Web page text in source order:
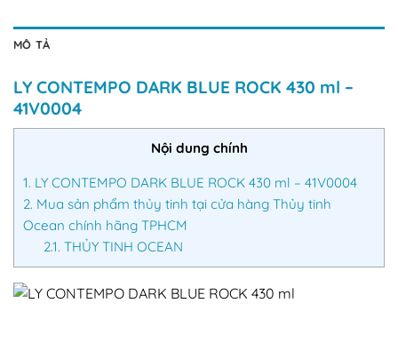
MÔ TẢ
LY CONTEMPO DARK BLUE ROCK 430 ml –
41V0004
Nội dung chính
1. LY CONTEMPO DARK BLUE ROCK 430 ml – 41V0004
2. Mua sản phẩm thủy tinh tại cửa hàng Thủy tinh
Ocean chính hãng TPHCM
2.1. THỦY TINH OCEAN